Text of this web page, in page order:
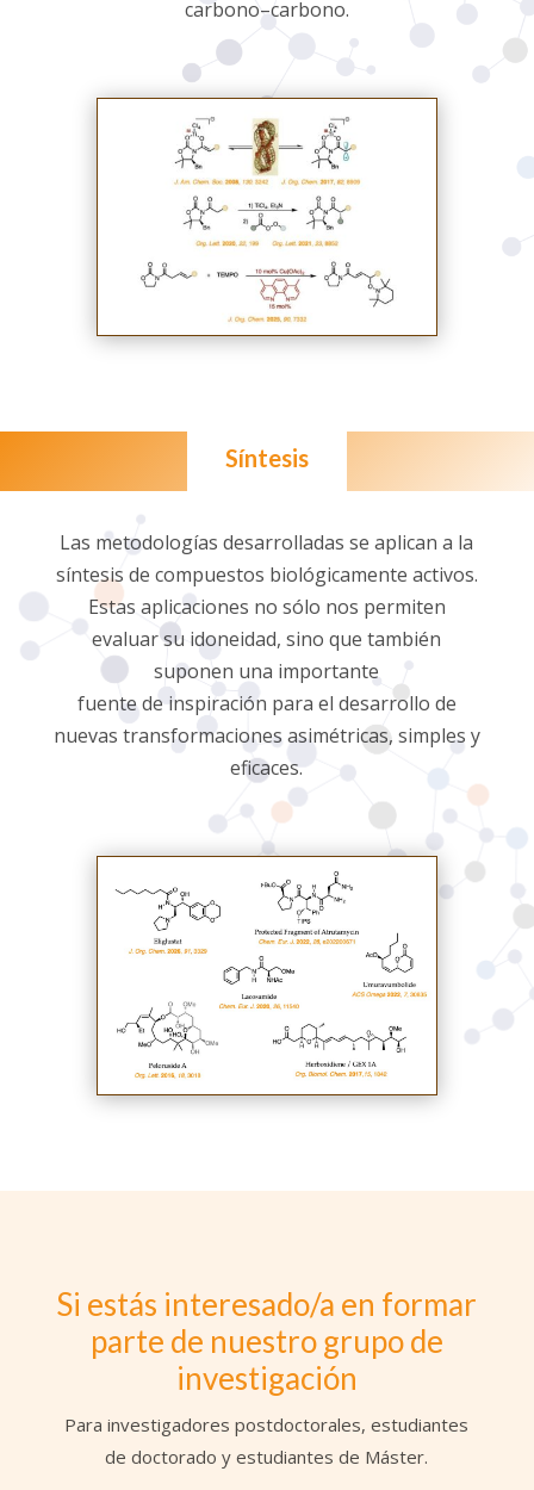
carbono–carbono.
Síntesis
Las metodologías desarrolladas se aplican a la
síntesis de compuestos biológicamente activos.
Estas aplicaciones no sólo nos permiten
evaluar su idoneidad, sino que también
suponen una importante
fuente de inspiración para el desarrollo de
nuevas transformaciones asimétricas, simples y
eficaces.
Si estás interesado/a en formar
parte de nuestro grupo de
investigación
Para investigadores postdoctorales, estudiantes
de doctorado y estudiantes de Máster.